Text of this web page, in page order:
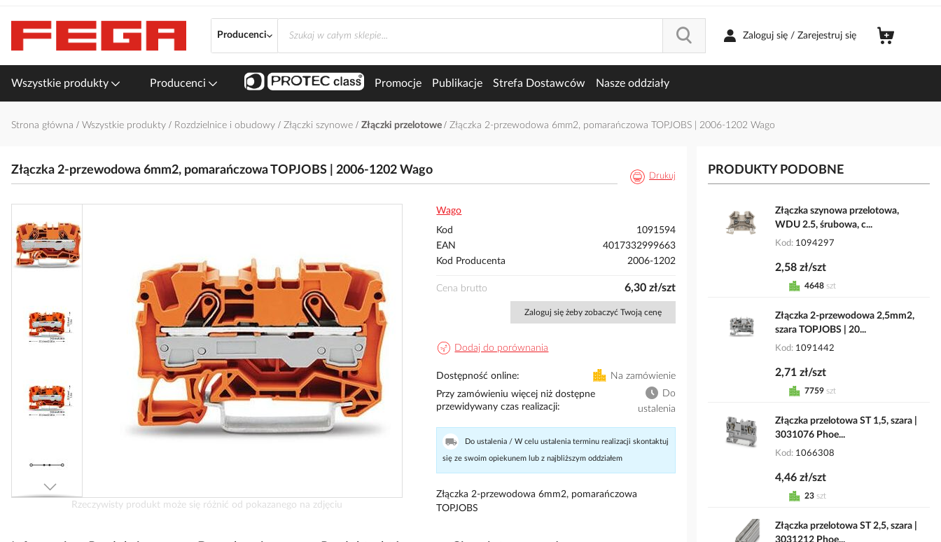
treści
Producenci Zaloguj się / Zarejestruj się
Wszystkie produkty Producenci Promocje Publikacje Strefa Dostawców Nasze oddziały
Strona główna Wszystkie produkty Rozdzielnice i obudowy Złączki szynowe Złączki przelotowe Złączka 2-przewodowa 6mm2, pomarańczowa TOPJOBS | 2006-1202 Wago
Złączka 2-przewodowa 6mm2, pomarańczowa TOPJOBS | 2006-1202 Wago Drukuj
na
koniec
galerii
Rzeczywisty produkt może się różnić od pokazanego na zdjęciu
Wago
Kod
1091594
EAN
4017332999663
Kod Producenta
2006-1202
Cena brutto 6,30 zł/szt
Zaloguj się żeby zobaczyć Twoją cenę
Dodaj do porównania
Dostępność online
Na zamówienie
Przy zamówieniu więcej niż dostępne
przewidywany czas realizacji
Do
ustalenia
Do ustalenia / W celu ustalenia terminu realizacji skontaktuj
się ze swoim opiekunem lub z najbliższym oddziałem
Złączka 2-przewodowa 6mm2, pomarańczowa
TOPJOBS
PRODUKTY PODOBNE
Złączka szynowa przelotowa,
WDU 2.5, śrubowa, c...
Kod 1094297
2,58 zł/szt
4648 szt
Złączka 2-przewodowa 2,5mm2,
szara TOPJOBS | 20...
Kod 1091442
2,71 zł/szt
7759 szt
Złączka przelotowa ST 1,5, szara |
3031076 Phoe...
Kod 1066308
4,46 zł/szt
23 szt
Złączka przelotowa ST 2,5, szara |
3031212 Phoe...